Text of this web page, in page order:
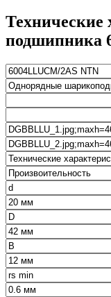
Технические
подшипника